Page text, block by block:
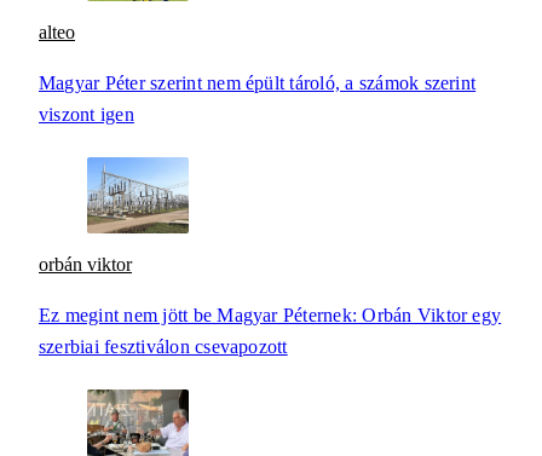
alteo
Magyar Péter szerint nem épült tároló, a számok szerint
viszont igen
orbán viktor
Ez megint nem jött be Magyar Péternek: Orbán Viktor egy
szerbiai fesztiválon csevapozott